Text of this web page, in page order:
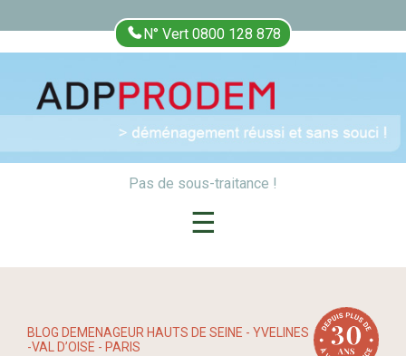
N° Vert 0800 128 878
Pas de sous-traitance !
☰
BLOG DEMENAGEUR HAUTS DE SEINE - YVELINES
-VAL D’OISE - PARIS